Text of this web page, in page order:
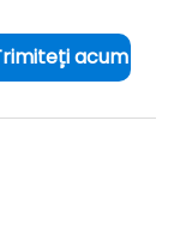
acum